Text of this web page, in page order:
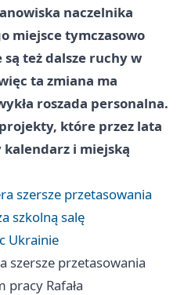
naczelnika
miejsce tymczasowo
są też dalsze ruchy w
ta zmiana ma
roszada personalna.
które przez lata
kalendarz i miejską
szersze przetasowania
szkolną salę
Ukrainie
szersze przetasowania
pracy Rafała